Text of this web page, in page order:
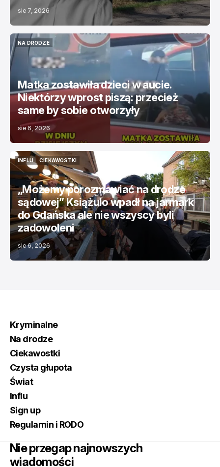
sie 7, 2026
NA DRODZE
NA DRODZE
Matka zostawiła dzieci w aucie.
Niektórzy wprost piszą: przecież
same by sobie otworzyły
sie 6, 2026
INFLU
INFLU
CIEKAWOSTKI
CIEKAWOSTKI
„Możemy porozmawiać na drodze
sądowej” Książulo wpadł na jarmark
do Gdańska ale nie wszyscy byli
zadowoleni
sie 6, 2026
Kryminalne
Na drodze
Ciekawostki
Czysta głupota
Świat
Influ
Sign up
Regulamin i RODO
Nie przegap najnowszych
wiadomości